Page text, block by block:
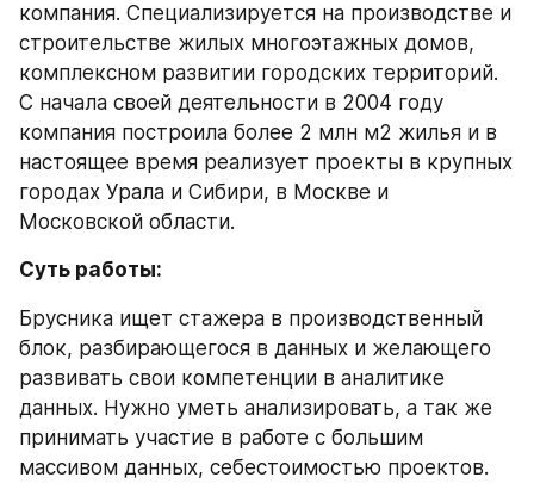
компания. Специализируется на производстве и
строительстве жилых многоэтажных домов,
комплексном развитии городских территорий.
С начала своей деятельности в 2004 году
компания построила более 2 млн м2 жилья и в
настоящее время реализует проекты в крупных
городах Урала и Сибири, в Москве и
Московской области.
Суть работы:
Брусника ищет стажера в производственный
блок, разбирающегося в данных и желающего
развивать свои компетенции в аналитике
данных. Нужно уметь анализировать, а так же
принимать участие в работе с большим
массивом данных, себестоимостью проектов.